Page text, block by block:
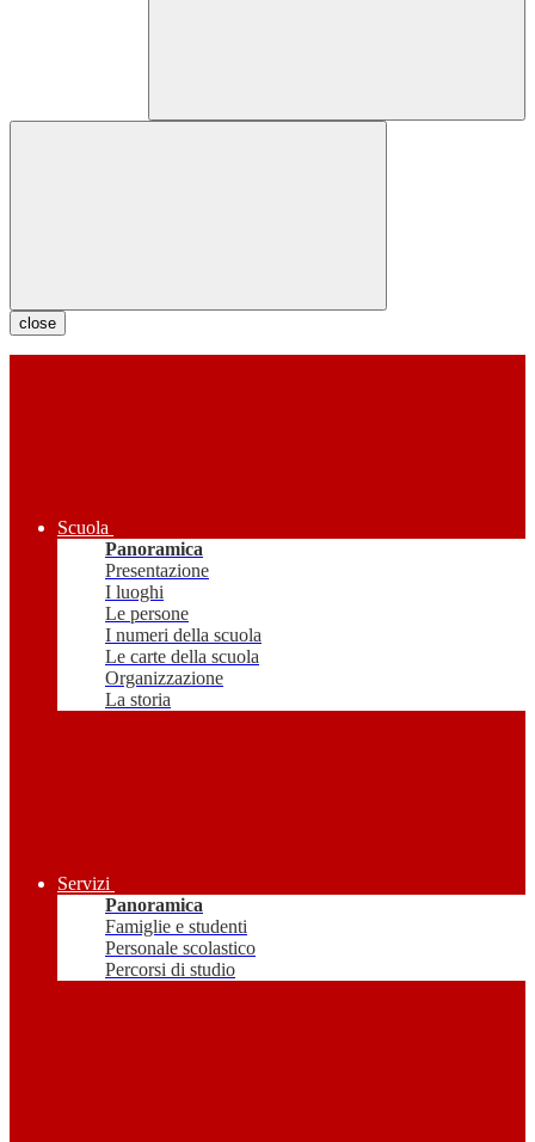
close
Scuola
Panoramica
Presentazione
I luoghi
Le persone
I numeri della scuola
Le carte della scuola
Organizzazione
La storia
Servizi
Panoramica
Famiglie e studenti
Personale scolastico
Percorsi di studio